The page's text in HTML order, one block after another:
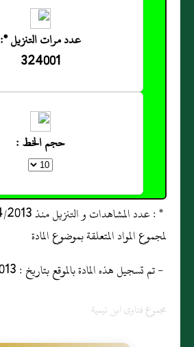
عدد مرات التنزيل *:
324001
حجم الخط :
لمجموع المواد المتعلقة بموضوع المادة
- تم تسجيل هذه المادة بالموقع بتاريخ : 18/04/2013
مجموع فتاوى ابن تيمية